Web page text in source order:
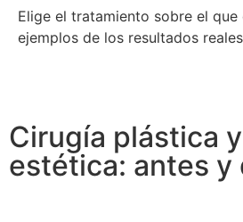
Elige el tratamiento sobre el que
ejemplos de los resultados
Cirugía plástica
estética: antes y